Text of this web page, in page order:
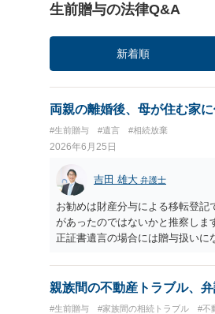
生前贈与の法律Q&A
新着順
両親の離婚後、母が住む家
#生前贈与 #遺言 #相続放棄
2026年6月25日
吉田 雄大 弁護士
お勧めは財産分与による移転登
があったのではないかと推察し
正証書遺言の場合には贈与扱いに
親族間の不動産トラブル、
#生前贈与 #家族間の相続トラブル #不